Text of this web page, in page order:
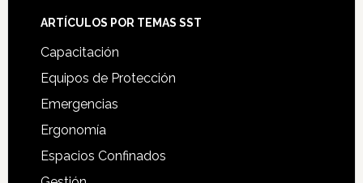
ARTÍCULOS POR TEMAS SST
Capacitación
Equipos de Protección
Emergencias
Ergonomía
Espacios Confinados